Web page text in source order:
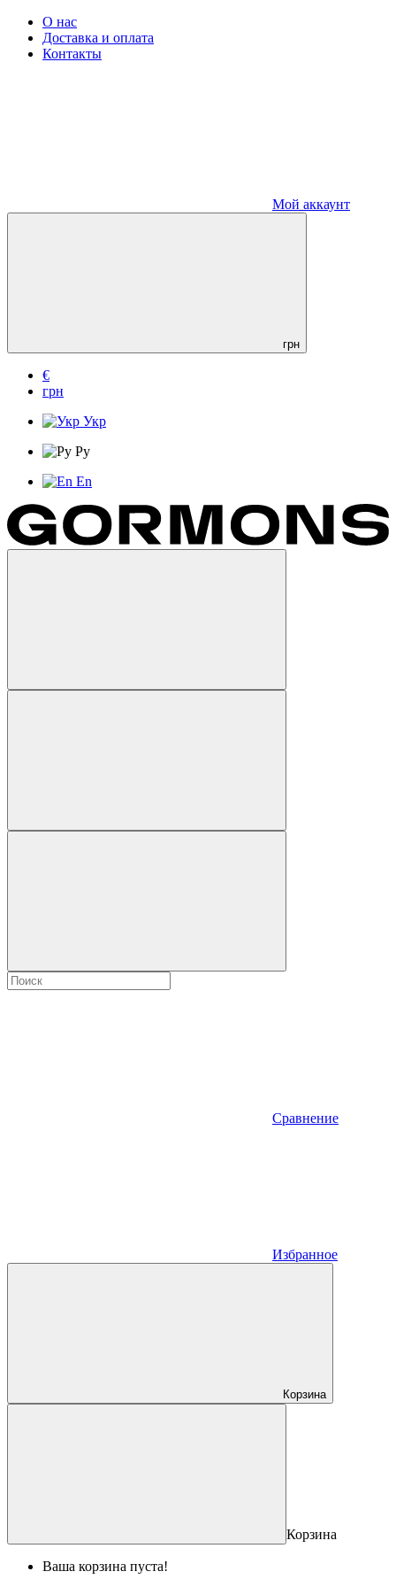
О нас
Доставка и оплата
Контакты
Мой аккаунт
грн
€
грн
Укр
Ру
En
Сравнение
Избранное
Корзина
Корзина
Ваша корзина пуста!